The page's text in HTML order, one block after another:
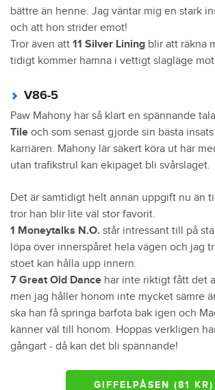
bättre än henne. Jag väntar mig en stark
och att hon strider emot!
Tror även att 11 Silver Lining blir att räkna
tidigt kommer hamna i vettigt slagläge
V86-5
Paw Mahony har så klart en spännande
Tile och som senast gjorde sin bästa
karriären. Mahony lär säkert köra ut här
utan trafikstrul kan ekipaget bli svårslaget.
Det är samtidigt helt annan uppgift nu än
tror han blir lite väl stor favorit.
1 Moneytalks N.O. står intressant till på
löpa över innerspåret hela vägen och jag
stoet kan hålla upp innern.
7 Great Old Dance har inte riktigt fått det
men jag håller honom inte mycket sämre
ska han få springa barfota bak igen och
känner väl till honom. Hoppas verkligen
gångart - då kan det bli spännande!
GIFFELPÅSEN (81 KR)